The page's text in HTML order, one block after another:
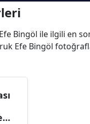
Bingöl ile ilgili en
Efe Bingöl